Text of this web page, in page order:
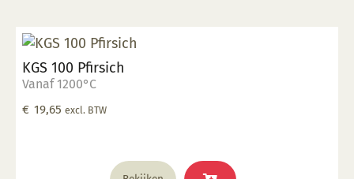
KGS 100 Pfirsich
Vanaf 1200°C
€ 19,65 excl. BTW